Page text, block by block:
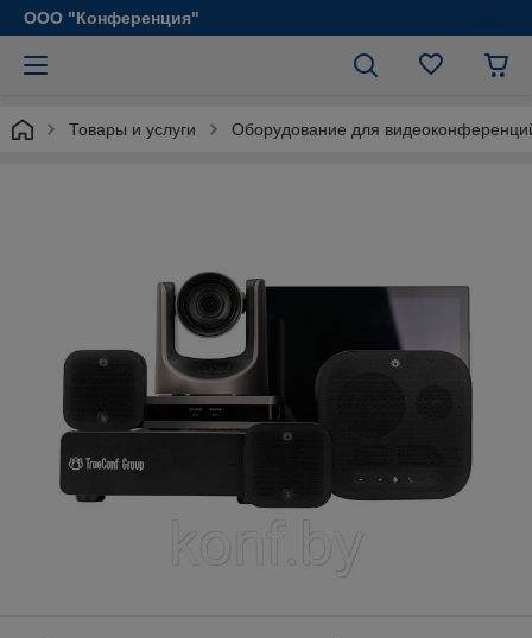
ООО "Конференция"
Товары и услуги Оборудование для